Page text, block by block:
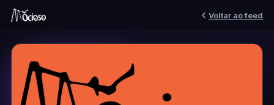
Voltar ao feed